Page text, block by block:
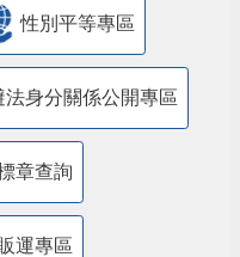
性別平等專區
身分關係公開專區
章查詢
運專區